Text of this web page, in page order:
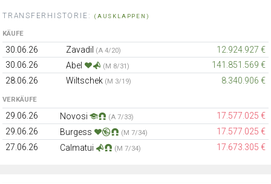
TRANSFERHISTORIE: (AUSKLAPPEN)
KÄUFE
30.06.26 Zavadil (A 4/20)
12.924.927 €
30.06.26
Abel (M 8/31)
141.851.569 €
28.06.26
Wiltschek (M 3/19) 8.340.906 €
VERKÄUFE
29.06.26 Novosi (A 7/33)
17.577.025 €
29.06.26
Burgess (M 7/34)
17.577.025 €
27.06.26
Calmatui (M 7/34) 17.673.305 €